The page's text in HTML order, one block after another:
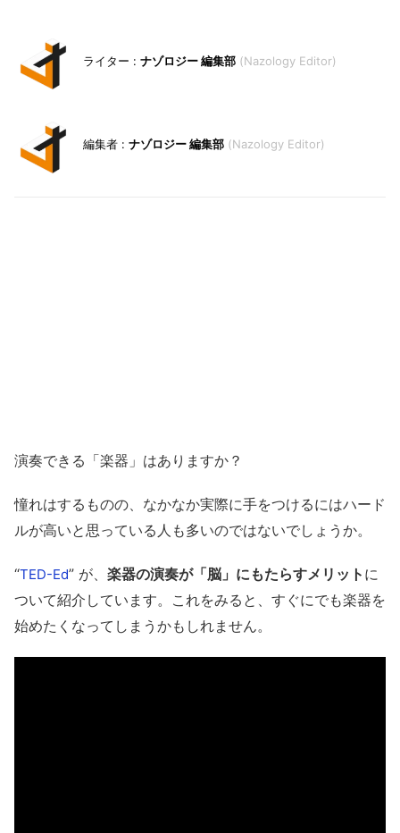
ナゾロジー 編集部 Nazology Editor
ナゾロジー 編集部 Nazology Editor
演奏できる「楽器」はありますか？
憧れはするものの、なかなか実際に手をつけるにはハード
ルが高いと思っている人も多いのではないでしょうか。
“TED-Ed” が、 楽器の演奏が「脳」にもたらすメリット に
ついて紹介しています。これをみると、すぐにでも楽器を
始めたくなってしまうかもしれません。